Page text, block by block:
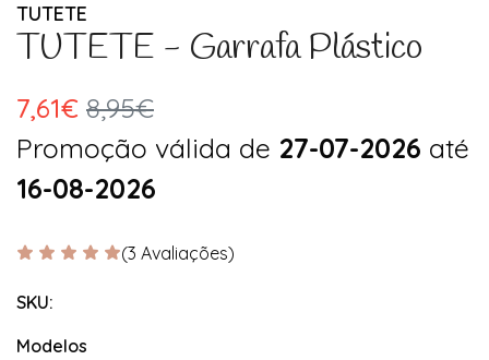
TUTETE
TUTETE - Garrafa Plástico
7,61€ 8,95€
Promoção válida de 27-07-2026 até
16-08-2026
(3 Avaliações)
SKU:
Modelos